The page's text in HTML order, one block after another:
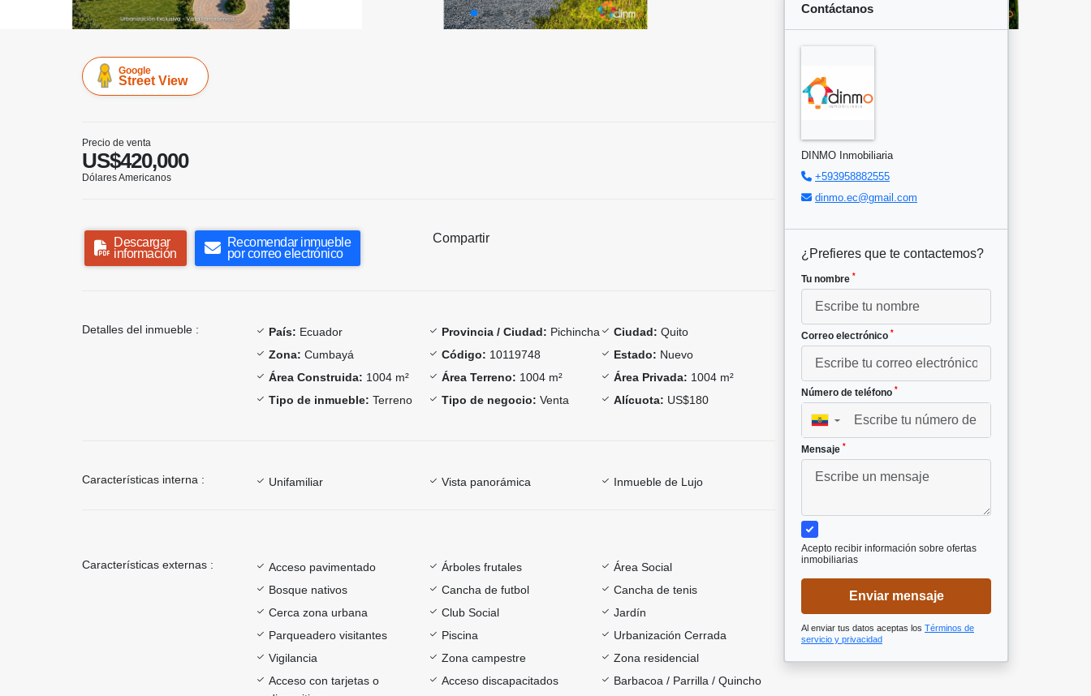
Google
Street View
Precio de venta
US$420,000
Dólares Americanos
Descargar
información
Recomendar inmueble
por correo electrónico
Compartir
Detalles del inmueble : País: Ecuador Provincia / Ciudad: Pichincha Ciudad: Quito
Zona: Cumbayá Código: 10119748 Estado: Nuevo
Área Construida: 1004 m² Área Terreno: 1004 m² Área Privada: 1004 m²
Tipo de inmueble: Terreno Tipo de negocio: Venta Alícuota: US$180
Características interna : Unifamiliar Vista panorámica Inmueble de Lujo
Características externas : Acceso pavimentado Árboles frutales
Área Social
Bosque nativos
Cancha de futbol
Cancha de tenis
Cerca zona urbana
Club Social
Jardín
Parqueadero visitantes
Piscina
Urbanización Cerrada
Vigilancia
Zona campestre
Zona residencial
Acceso con tarjetas o
Acceso discapacitados Barbacoa / Parrilla / Quincho
Contáctanos
DINMO Inmobiliaria
+593958882555
dinmo.ec@gmail.com
¿Prefieres que te contactemos?
Tu nombre *
Correo electrónico *
Número de teléfono *
▼
Mensaje *
Acepto recibir información sobre ofertas
inmobiliarias
Enviar mensaje
Al enviar tus datos aceptas los Términos de
servicio y privacidad